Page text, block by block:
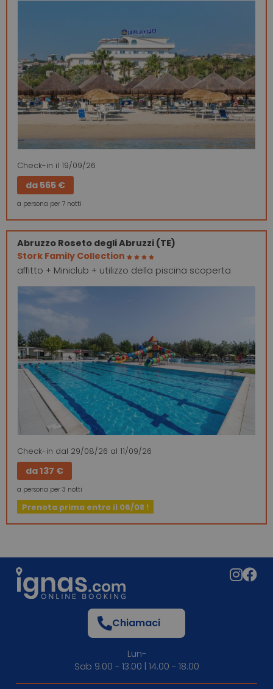
Check-in il 19/09/26
da 565 €
a persona per 7 notti
Abruzzo Roseto degli Abruzzi (TE)
Stork Family Collection
affitto + Miniclub + utilizzo della piscina scoperta
Check-in dal 29/08/26 al 11/09/26
da137 €
a persona per 3 notti
Prenota prima entro il 06/08 !
Chiamaci
Lun-
Sab 9.00 - 13.00 | 14.00 - 18.00